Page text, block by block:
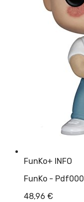
FunKo+ INFO
FunKo -
48,96 €